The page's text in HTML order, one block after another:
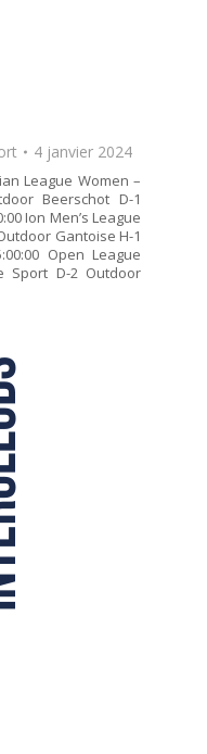
4 janvier 2024
League Women –
Beerschot D-1
Ion Men’s League
Gantoise H-1
Open League
Sport D-2 Outdoor